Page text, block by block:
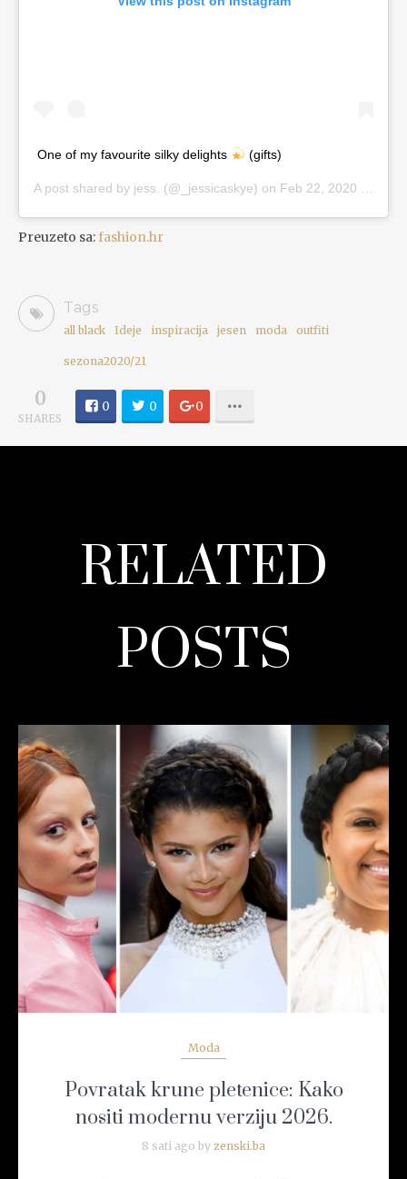
One of my favourite silky delights (gifts)
A post shared by jess. (@_jessicaskye) on Feb 22, 2020 at 1:14am PST
Preuzeto sa:fashion.hr
Tags
all black Ideje inspiracija jesen moda outfiti
sezona2020/21
0
SHARES
0 0 0
RELATED
POSTS
READ MORE
Moda
Povratak krune pletenice: Kako
nositi modernu verziju 2026.
8 sati ago by zenski.ba